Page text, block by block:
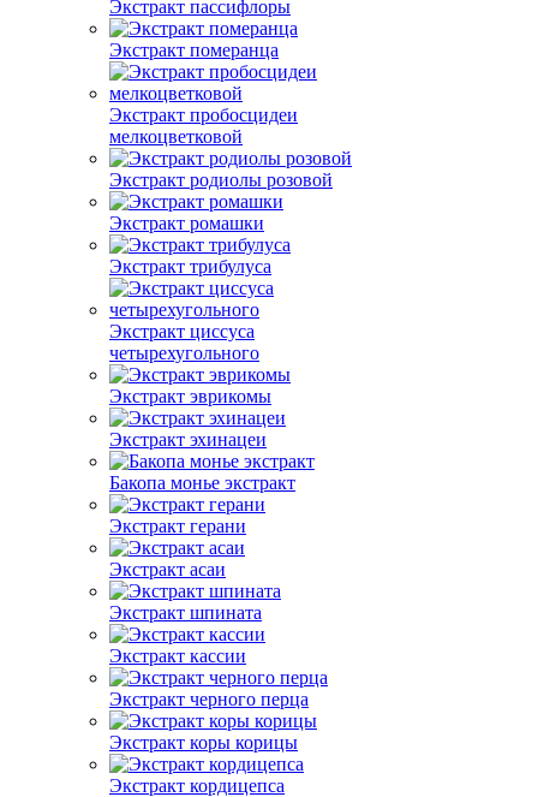
Экстракт пассифлоры
Экстракт померанца
Экстракт пробосцидеи
мелкоцветковой
Экстракт родиолы розовой
Экстракт ромашки
Экстракт трибулуса
Экстракт циссуса
четырехугольного
Экстракт эврикомы
Экстракт эхинацеи
Бакопа монье экстракт
Экстракт герани
Экстракт асаи
Экстракт шпината
Экстракт кассии
Экстракт черного перца
Экстракт коры корицы
Экстракт кордицепса